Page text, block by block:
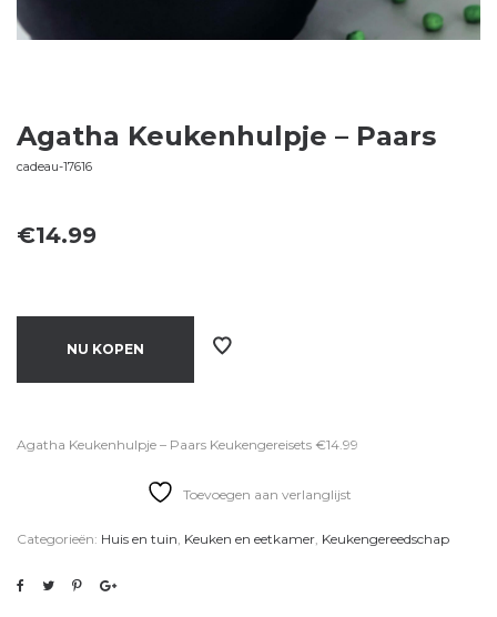
Agatha Keukenhulpje – Paars
cadeau-17616
€14.99
NU KOPEN
Agatha Keukenhulpje – Paars Keukengereisets €14.99
Toevoegen aan verlanglijst
Categorieën: Huis en tuin, Keuken en eetkamer, Keukengereedschap